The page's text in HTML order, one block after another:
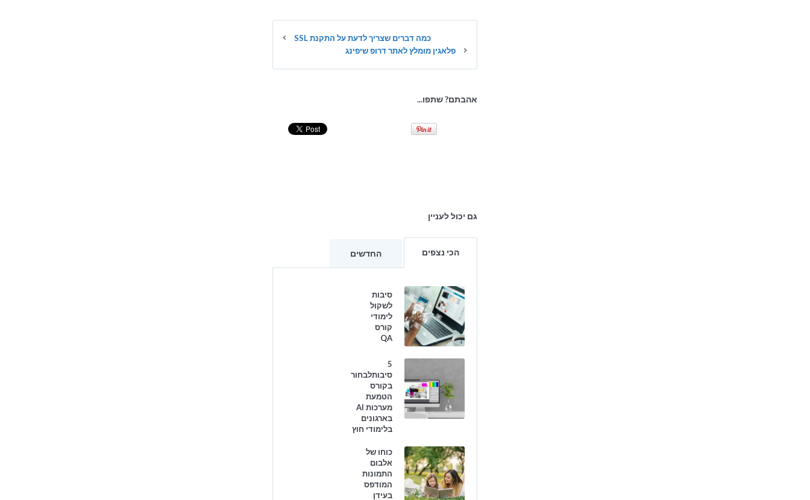
כמה דברים שצריך לדעת על התקנת SSL
פלאגין מומלץ לאתר דרופ שיפינג
אהבתם? שתפו...
גם יכול לעניין
הכי נצפים החדשים
סיבות
לשקול
לימודי
קורס
QA
5
סיבותלבחור
בקורס
הטמעת
מערכות AI
בארגונים
בלימודי חוץ
כוחו של
אלבום
התמונות
המודפס
בעידן